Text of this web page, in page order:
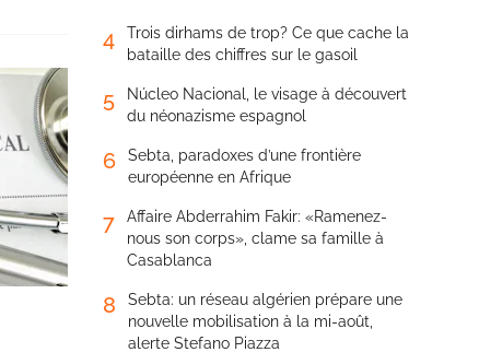
4
Trois dirhams de trop? Ce que cache la
bataille des chiffres sur le gasoil
5
Núcleo Nacional, le visage à découvert
du néonazisme espagnol
6
Sebta, paradoxes d’une frontière
européenne en Afrique
7
Affaire Abderrahim Fakir: «Ramenez-
nous son corps», clame sa famille à
Casablanca
8
Sebta: un réseau algérien prépare une
nouvelle mobilisation à la mi-août,
alerte Stefano Piazza